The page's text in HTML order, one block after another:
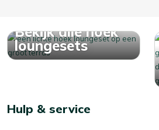
Bekijk alle hoek
loungesets
Hulp & service